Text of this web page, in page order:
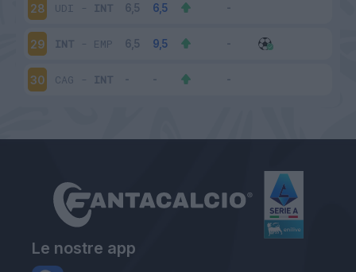
28 UDI - INT
29 INT - EMP
30 CAG - INT
Le nostre app